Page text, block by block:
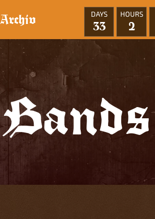
Archiv DAYS
33
HOURS
2
Bands